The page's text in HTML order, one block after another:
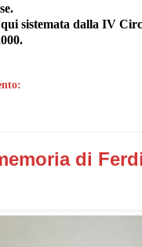
sistemata dalla IV
di